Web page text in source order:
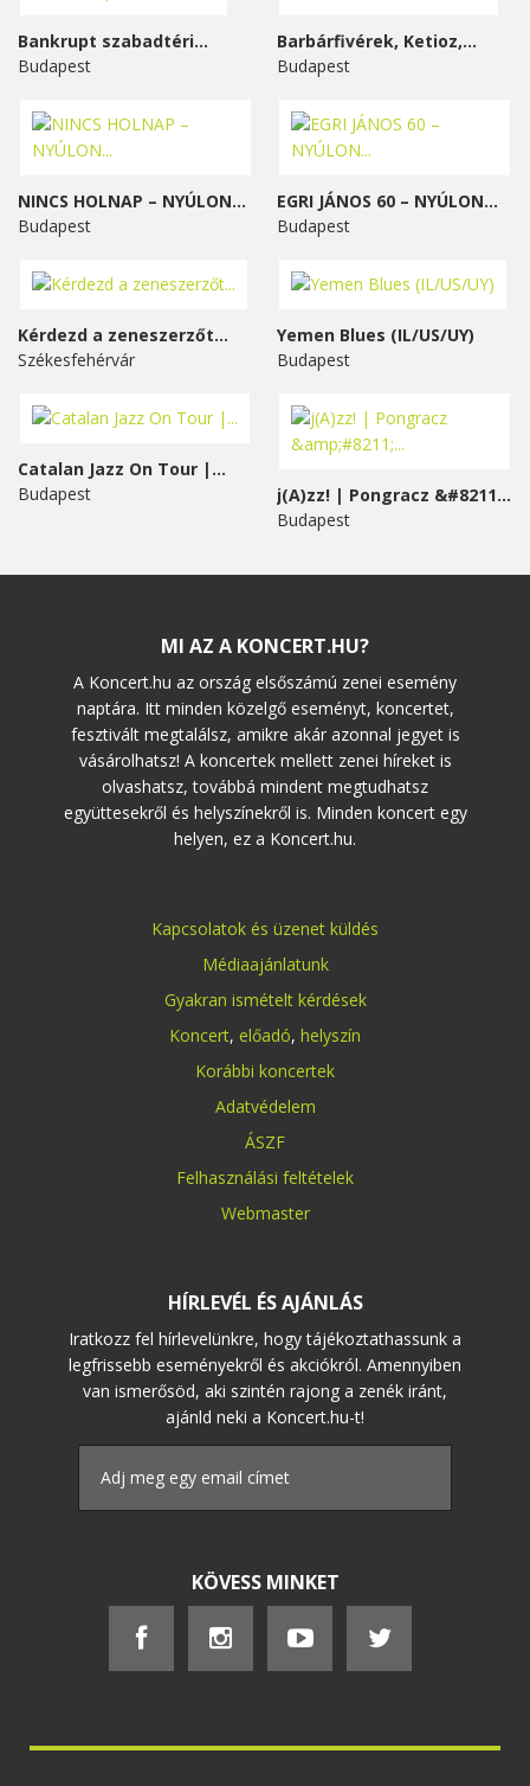
Bankrupt szabadtéri...
Budapest
Barbárfivérek, Ketioz,...
Budapest
NINCS HOLNAP – NYÚLON...
Budapest
EGRI JÁNOS 60 – NYÚLON...
Budapest
Kérdezd a zeneszerzőt...
Székesfehérvár
Yemen Blues (IL/US/UY)
Budapest
Catalan Jazz On Tour |...
Budapest
j(A)zz! | Pongracz &#8211;...
Budapest
MI AZ A KONCERT.HU?
A Koncert.hu az ország elsőszámú zenei esemény
naptára. Itt minden közelgő eseményt, koncertet,
fesztivált megtalálsz, amikre akár azonnal jegyet is
vásárolhatsz! A koncertek mellett zenei híreket is
olvashatsz, továbbá mindent megtudhatsz
együttesekről és helyszínekről is. Minden koncert egy
helyen, ez a Koncert.hu.
Kapcsolatok és üzenet küldés
Médiaajánlatunk
Gyakran ismételt kérdések
Koncert, előadó, helyszín
Korábbi koncertek
Adatvédelem
ÁSZF
Felhasználási feltételek
Webmaster
HÍRLEVÉL ÉS AJÁNLÁS
Iratkozz fel hírlevelünkre, hogy tájékoztathassunk a
legfrissebb eseményekről és akciókról. Amennyiben
van ismerősöd, aki szintén rajong a zenék iránt,
ajánld neki a Koncert.hu-t!
KÖVESS MINKET